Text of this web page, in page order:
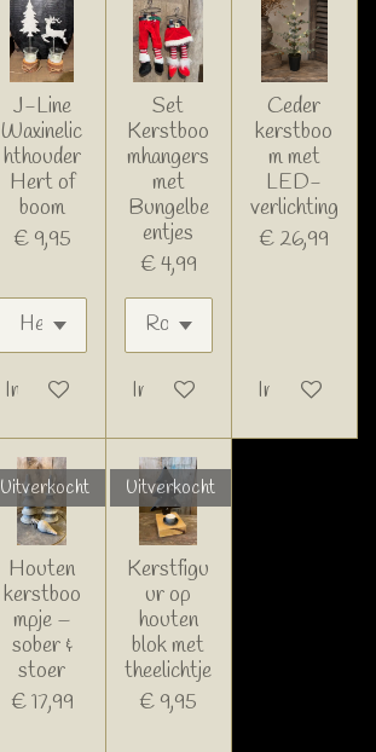
J-Line
Waxinelic
hthouder
Hert of
boom
€ 9,95
In winkelwagen
Set
Kerstboo
mhangers
met
Bungelbe
entjes
€ 4,99
In winkelwagen
Ceder
kerstboo
m met
LED-
verlichting
€ 26,99
In
Uitverkocht
Houten
kerstboo
mpje –
sober &
stoer
€ 17,99
Uitverkocht
Kerstfigu
ur op
houten
blok met
theelichtje
€ 9,95